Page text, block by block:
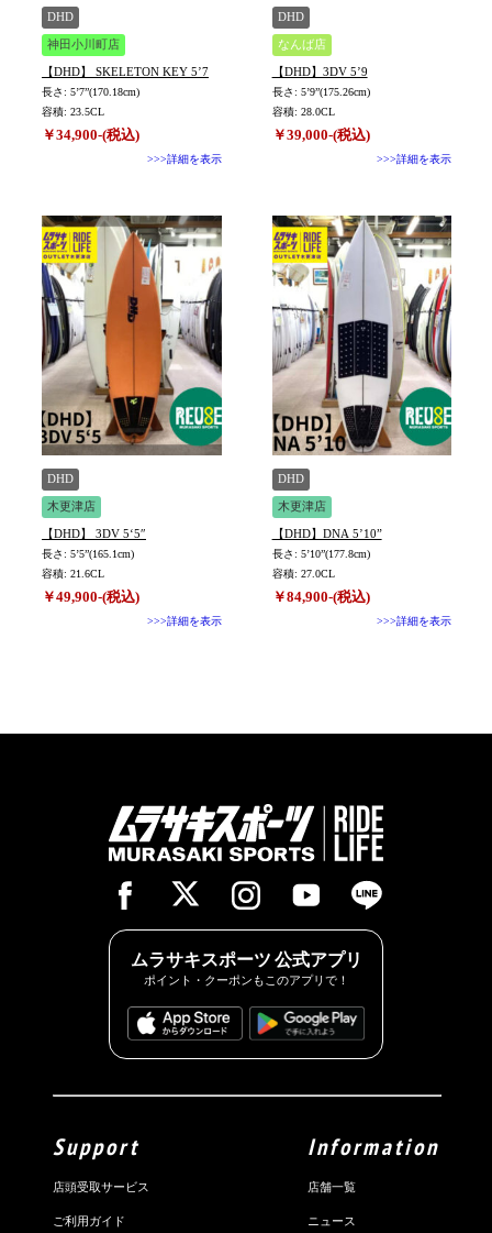
DHD
神田小川町店
【DHD】 SKELETON KEY 5’7
長さ: 5’7”(170.18cm)
容積: 23.5CL
￥34,900-(税込)
>>>詳細を表示
DHD
なんば店
【DHD】3DV 5’9
長さ: 5’9”(175.26cm)
容積: 28.0CL
￥39,000-(税込)
>>>詳細を表示
DHD
木更津店
【DHD】 3DV 5‘5″
長さ: 5’5”(165.1cm)
容積: 21.6CL
￥49,900-(税込)
>>>詳細を表示
DHD
木更津店
【DHD】DNA 5’10”
長さ: 5’10”(177.8cm)
容積: 27.0CL
￥84,900-(税込)
>>>詳細を表示
ムラサキスポーツ 公式アプリ
ポイント・クーポンもこのアプリで！
Support
店頭受取サービス
ご利用ガイド
Information
店舗一覧
ニュース